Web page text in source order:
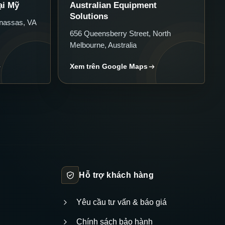
Mỹ
VA
Australian Equipment
Solutions
656 Queensberry Street, North
Melbourne, Australia
Xem trên Google Maps
Hỗ trợ khách hàng
Yêu cầu tư vấn & báo giá
Chính sách bảo hành